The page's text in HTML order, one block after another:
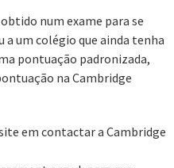
num exame para se
a um colégio que ainda tenha
pontuação padronizada,
na Cambridge
em contactar a Cambridge